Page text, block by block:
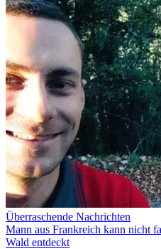
Überraschende Nachrichten
Mann aus Frankreich kann nicht
Wald entdeckt